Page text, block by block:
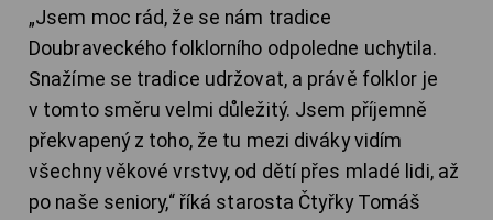
„Jsem moc rád, že se nám tradice
Doubraveckého folklorního odpoledne uchytila.
Snažíme se tradice udržovat, a právě folklor je
v tomto směru velmi důležitý. Jsem příjemně
překvapený z toho, že tu mezi diváky vidím
všechny věkové vrstvy, od dětí přes mladé lidi, až
po naše seniory,“ říká starosta Čtyřky Tomáš